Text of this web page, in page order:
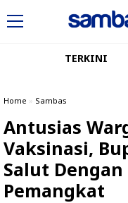
TERKINI
Home » Sambas
Antusias
Vaksinasi,
Salut
Pemangkat